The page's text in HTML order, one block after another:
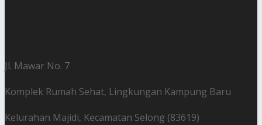
Jl. Mawar No. 7
Komplek Rumah Sehat, Lingkungan Kampung Baru
Kelurahan Majidi, Kecamatan Selong (83619)